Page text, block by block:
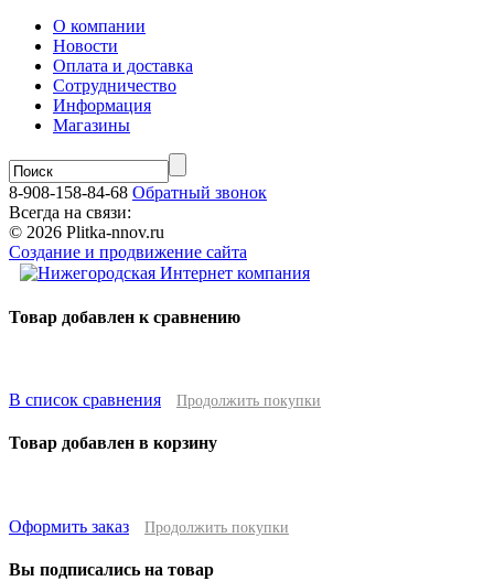
О компании
Новости
Оплата и доставка
Сотрудничество
Информация
Магазины
8-908-158-84-68 Обратный звонок
Всегда на связи:
© 2026 Plitka-nnov.ru
Создание и продвижение сайта
Товар добавлен к сравнению
В список сравнения Продолжить покупки
Товар добавлен в корзину
Оформить заказ Продолжить покупки
Вы подписались на товар